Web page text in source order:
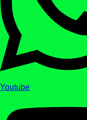
Youtube